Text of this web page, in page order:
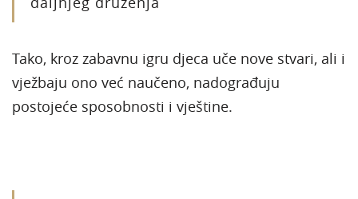
Tako, kroz zabavnu igru djeca uče nove stvari, ali i
vježbaju ono već naučeno, nadograđuju
postojeće sposobnosti i vještine.